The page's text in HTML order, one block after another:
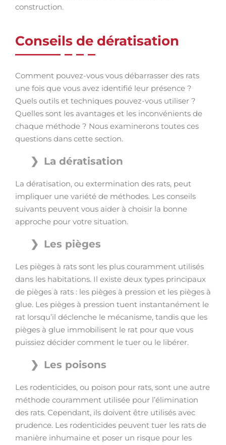
construction.
Conseils de dératisation
Comment pouvez-vous vous débarrasser des rats
une fois que vous avez identifié leur présence ?
Quels outils et techniques pouvez-vous utiliser ?
Quelles sont les avantages et les inconvénients de
chaque méthode ? Nous examinerons toutes ces
questions dans cette section.
La dératisation
La dératisation, ou extermination des rats, peut
impliquer une variété de méthodes. Les conseils
suivants peuvent vous aider à choisir la bonne
approche pour votre situation.
Les pièges
Les pièges à rats sont les plus couramment utilisés
dans les habitations. Il existe deux types principaux
de pièges à rats : les pièges à pression et les pièges à
glue. Les pièges à pression tuent instantanément le
rat lorsqu’il déclenche le mécanisme, tandis que les
pièges à glue immobilisent le rat pour que vous
puissiez décider comment le tuer ou le libérer.
Les poisons
Les rodenticides, ou poison pour rats, sont une autre
méthode couramment utilisée pour l’élimination
des rats. Cependant, ils doivent être utilisés avec
prudence. Les rodenticides peuvent tuer les rats de
manière inhumaine et poser un risque pour les